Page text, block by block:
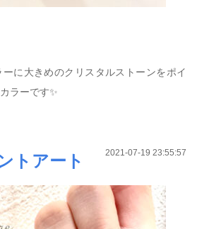
に大きめのクリスタルストーンをポイ
ラーです✨
2021-07-19 23:55:57
トアート